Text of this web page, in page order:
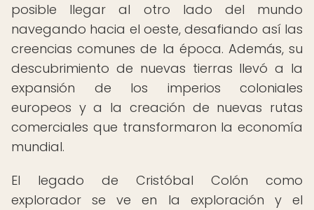
posible llegar al otro lado del mundo
navegando hacia el oeste, desafiando así las
creencias comunes de la época. Además, su
descubrimiento de nuevas tierras llevó a la
expansión de los imperios coloniales
europeos y a la creación de nuevas rutas
comerciales que transformaron la economía
mundial.
El legado de Cristóbal Colón como
explorador se ve en la exploración y el